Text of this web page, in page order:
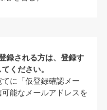
録される方は、登録す
ください。
に「仮登録確認メー
能なメールアドレスを